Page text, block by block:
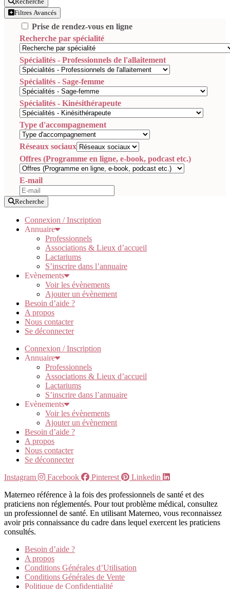
Filtres Avancés
Prise de rendez-vous en ligne
Recherche par spécialité
Spécialités - Professionnels de l'allaitement
Spécialités - Sage-femme
Spécialités - Kinésithérapeute
Type d'accompagnement
Réseaux sociaux
Offres (Programme en ligne, e-book, podcast etc.)
E-mail
Recherche
Connexion / Inscription
Annuaire
Professionnels
Associations & Lieux d’accueil
Lactariums
S’inscrire dans l’annuaire
Evènements
Voir les évènements
Ajouter un évènement
Besoin d’aide ?
A propos
Nous contacter
Se déconnecter
Connexion / Inscription
Annuaire
Professionnels
Associations & Lieux d’accueil
Lactariums
S’inscrire dans l’annuaire
Evènements
Voir les évènements
Ajouter un évènement
Besoin d’aide ?
A propos
Nous contacter
Se déconnecter
Instagram
Facebook Pinterest
Linkedin
Materneo référence à la fois des professionnels de santé et des
praticiens non réglementés. Pour tout problème médical, consultez
un professionnel de santé. En utilisant Materneo, vous reconnaissez
avoir pris connaissance du cadre dans lequel exercent les praticiens
consultés.
Besoin d’aide ?
A propos
Conditions Générales d’Utilisation
Conditions Générales de Vente
Politique de Confidentialité